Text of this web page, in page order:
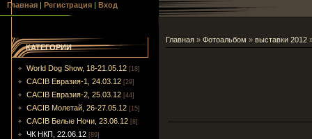
Главная | Регистрация | Вход
КАТЕГОРИИ
World Dog Show, 18-21.05.12 [18]
CACIB Евразия-1, 24.03.12 [29]
CACIB Евразия-2, 25.03.12 [44]
CACIB Молетай, 26-27.05.12 [15]
CACIB Белые Ночи, 23.06.12 [8]
ЧК НКП, 22.06.12 [89]
Главная » Фотоальбом » выставки 2012